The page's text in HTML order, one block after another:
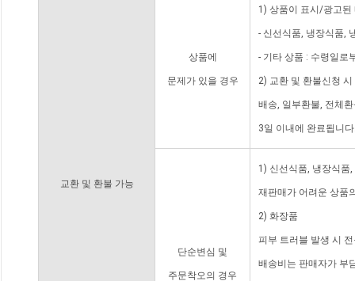
교환 및 환불 가능
상품에
문제가 있을 경우
1) 상품이 표시/광고된
- 신선식품, 냉장식품,
- 기타 상품 : 수령일로
2) 교환 및 환불신청
배송, 일부환불, 전체
3일 이내에 완료됩니
단순변심 및
주문착오의 경우
1) 신선식품, 냉장식품
재판매가 어려운 상품
2) 화장품
피부 트러블 발생 시
배송비는 판매자가 부